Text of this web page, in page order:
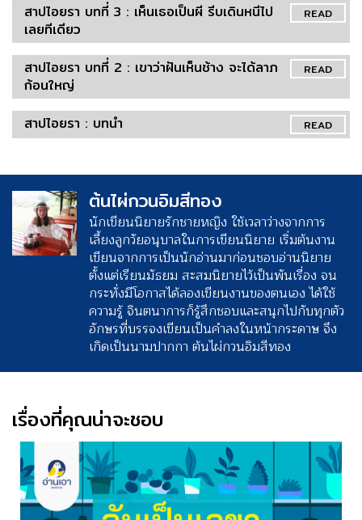
READ
สาปไอยรา บทที่ 3 : เห็นเธอเป็นผี รีบเดินหนีไป
เลยทีเดียว
READ
สาปไอยรา บทที่ 2 : เขาว่าฝันเห็นช้าง จะได้ลาภ
ก้อนใหญ่
READ
สาปไอยรา : บทนำ
ต้นไผ่กวนอิมสีทอง
นักเขียนนิยายรักชายหญิง ใช้เวลาว่างจากการ
เลี้ยงลูกวัยอนุบาลในการเขียนนิยาย เริ่มต้นงาน
เขียนจากการเป็นนักอ่านมาก่อนชอบอ่านนิยาย
ตั้งแต่เรียนมัธยม สะสมนิยายไว้เป็นพันเรื่อง จน
กระทั่งมีโอกาสได้ลองเขียนงานของตนเอง ได้ใช้
ความรู้ จินตนาการก็รู้สึกชอบและสนุกไปกับทุกตัว
อักษรที่บรรจงเขียนเป็นคำลงในหน้ากระดาษ จึง
เกิดเป็นนามปากกา ต้นไผ่กวนอิมสีทอง
เรื่องที่คุณน่าจะชอบ